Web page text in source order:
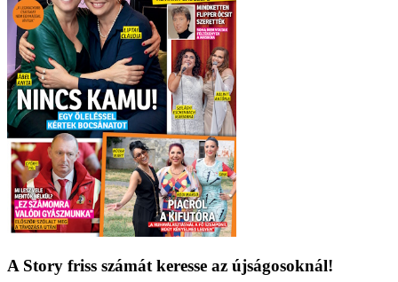
A Story friss számát keresse az újságosoknál!